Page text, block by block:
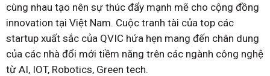
cùng nhau tạo nên sự thúc đẩy mạnh mẽ cho cộng đồng
innovation tại Việt Nam. Cuộc tranh tài của top các
startup xuất sắc của QVIC hứa hẹn mang đến chân dung
của các nhà đổi mới tiềm năng trên các ngành công nghệ
từ AI, IOT, Robotics, Green tech.